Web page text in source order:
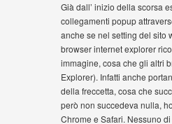
Già dall’ inizio della scorsa
collegamenti popup
anche se nel setting del sito
browser internet explorer
immagine, cosa che gli altri
Explorer). Infatti anche
della freccetta, cosa che
però non succedeva nulla,
Chrome e Safari. Nessuno